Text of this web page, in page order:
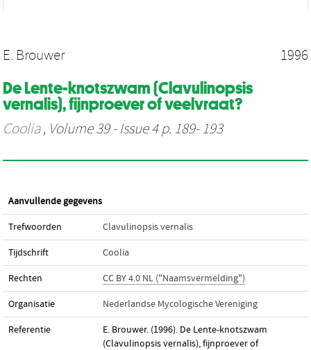
E. Brouwer 1996
De Lente-knotszwam (Clavulinopsis
vernalis), fijnproever of veelvraat?
Coolia, Volume 39 - Issue 4 p. 189- 193
Aanvullende gegevens
Trefwoorden Clavulinopsis vernalis
Tijdschrift Coolia
Rechten CC BY 4.0 NL ("Naamsvermelding")
Organisatie Nederlandse Mycologische Vereniging
Referentie
E. Brouwer. (1996). De Lente-knotszwam
(Clavulinopsis vernalis), fijnproever of